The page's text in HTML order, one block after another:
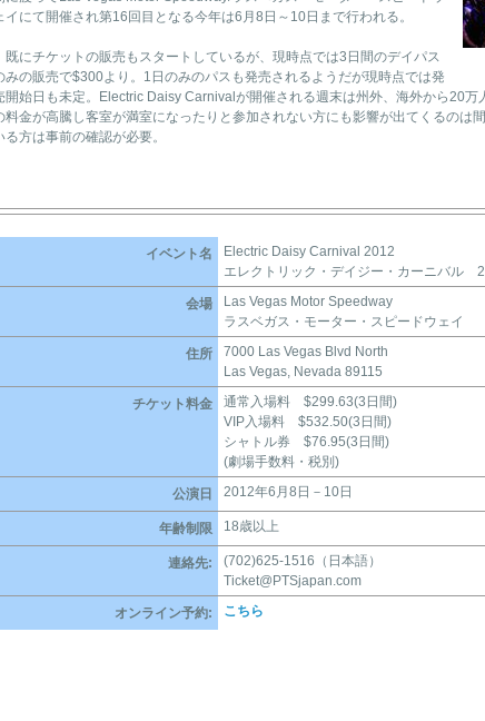
イにて開催され第16回目となる今年は6月8日～10日まで行われる。
既にチケットの販売もスタートしているが、現時点では3日間のデイパス
みの販売で$300より。1日のみのパスも発売されるようだが現時点では発
開始日も未定。Electric Daisy Carnivalが開催される週末は州外、海外から20
料金が高騰し客室が満室になったりと参加されない方にも影響が出てくるのは
る方は事前の確認が必要。
イベント名
Electric Daisy Carnival 2012
エレクトリック・デイジー・カーニバル
会場
Las Vegas Motor Speedway
ラスベガス・モーター・スピードウェイ
住所
7000 Las Vegas Blvd North
Las Vegas, Nevada 89115
チケット料金
通常入場料 $299.63(3日間)
VIP入場料 $532.50(3日間)
シャトル券 $76.95(3日間)
(劇場手数料・税別)
公演日 2012年6月8日－10日
年齢制限 18歳以上
連絡先:
(702)625-1516（日本語）
Ticket@PTSjapan.com
オンライン予約: こちら